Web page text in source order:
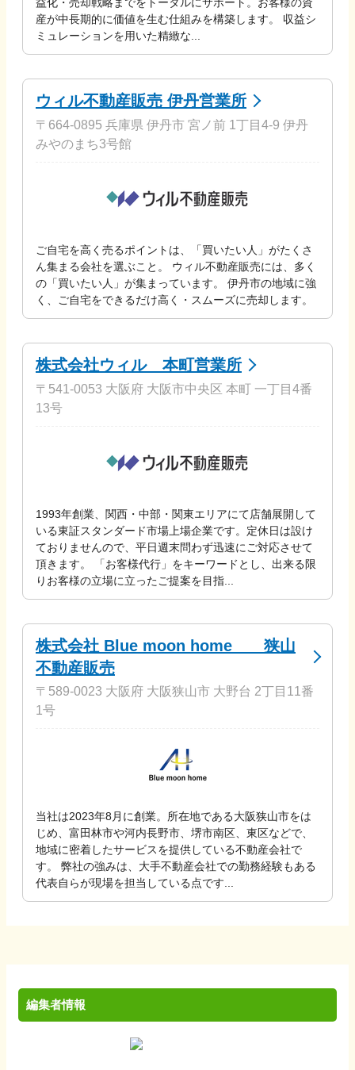
益化・売却戦略までをトータルにサポート。お客様の資
産が中長期的に価値を生む仕組みを構築します。 収益シ
ミュレーションを用いた精緻な...
ウィル不動産販売 伊丹営業所
〒664-0895 兵庫県 伊丹市 宮ノ前 1丁目4-9 伊丹
みやのまち3号館
ご自宅を高く売るポイントは、「買いたい人」がたくさ
ん集まる会社を選ぶこと。 ウィル不動産販売には、多く
の「買いたい人」が集まっています。 伊丹市の地域に強
く、ご自宅をできるだけ高く・スムーズに売却します。
株式会社ウィル 本町営業所
〒541-0053 大阪府 大阪市中央区 本町 一丁目4番
13号
1993年創業、関西・中部・関東エリアにて店舗展開して
いる東証スタンダード市場上場企業です。定休日は設け
ておりませんので、平日週末問わず迅速にご対応させて
頂きます。 「お客様代行」をキーワードとし、出来る限
りお客様の立場に立ったご提案を目指...
株式会社 Blue moon home 狭山
不動産販売
〒589-0023 大阪府 大阪狭山市 大野台 2丁目11番
1号
当社は2023年8月に創業。所在地である大阪狭山市をは
じめ、富田林市や河内長野市、堺市南区、東区などで、
地域に密着したサービスを提供している不動産会社で
す。 弊社の強みは、大手不動産会社での勤務経験もある
代表自らが現場を担当している点です...
編集者情報